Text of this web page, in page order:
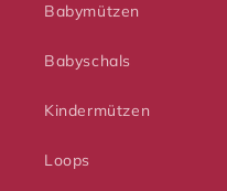
Babymützen
Babyschals
Kindermützen
Loops